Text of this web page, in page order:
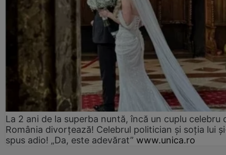
La 2 ani de la superba nuntă, încă un cuplu celebru
România divorțează! Celebrul politician și soția lui
spus adio! „Da, este adevărat” www.unica.ro